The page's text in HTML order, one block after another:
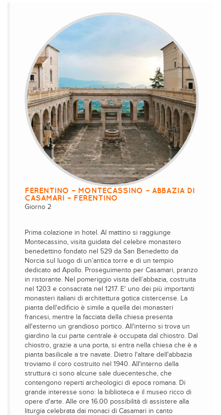
FERENTINO – MONTECASSINO – ABBAZIA DI
CASAMARI – FERENTINO
Giorno 2
Prima colazione in hotel. Al mattino si raggiunge
Montecassino, visita guidata del celebre monastero
benedettino fondato nel 529 da San Benedetto da
Norcia sul luogo di un’antica torre e di un tempio
dedicato ad Apollo. Proseguimento per Casamari, pranzo
in ristorante. Nel pomeriggio visita dell’abbazia, costruita
nel 1203 e consacrata nel 1217. E' uno dei più importanti
monasteri italiani di architettura gotica cistercense. La
pianta dell'edificio è simile a quella dei monasteri
francesi, mentre la facciata della chiesa presenta
all'esterno un grandioso portico. All'interno si trova un
giardino la cui parte centrale è occupata dal chiostro. Dal
chiostro, grazie a una porta, si entra nella chiesa che è a
pianta basilicale a tre navate. Dietro l'altare dell'abbazia
troviamo il coro costruito nel 1940. All'interno della
struttura ci sono alcune sale duecentesche, che
contengono reperti archeologici di epoca romana. Di
grande interesse sono: la biblioteca e il museo ricco di
opere d'arte. Alle ore 16.00 possibilità di assistere alla
liturgia celebrata dai monaci di Casamari in canto